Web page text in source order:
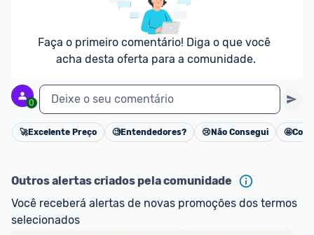
As promoções são verificadas normalmente e os
preços devem estar na média ou abaixo da média
dos últimos 3 meses, assim como promoções de
outras lojas.
Faça o primeiro comentário! Diga o que você
acha desta oferta para a comunidade.
0 Deixe o seu comentário
Cancelar
🚀Excelente Preço 🧐Entendedores? 😢 Não Consegui 🤩
Outros alertas criados pela comunidade
Você receberá alertas de novas promoções dos termos
selecionados